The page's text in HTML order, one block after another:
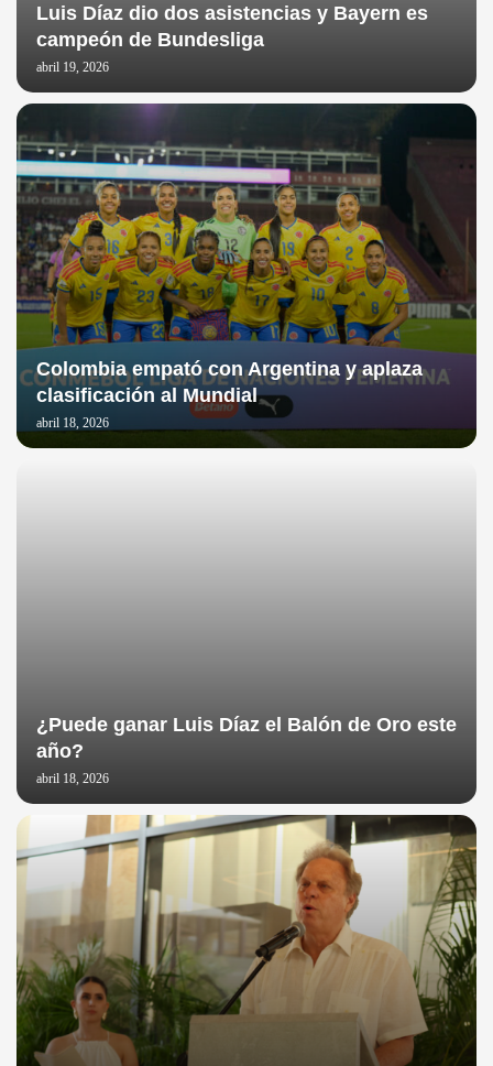
Luis Díaz dio dos asistencias y Bayern es
campeón de Bundesliga
abril 19, 2026
Colombia empató con Argentina y aplaza
clasificación al Mundial
abril 18, 2026
¿Puede ganar Luis Díaz el Balón de Oro este
año?
abril 18, 2026